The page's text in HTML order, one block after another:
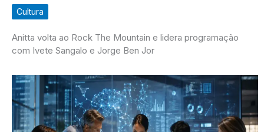
Cultura
Anitta volta ao Rock The Mountain e lidera programação
com Ivete Sangalo e Jorge Ben Jor